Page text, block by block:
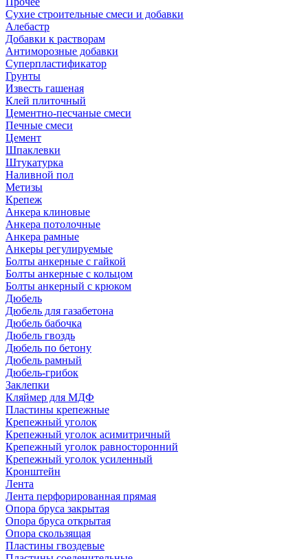
Сухие строительные смеси и добавки
Алебастр
Добавки к растворам
Антиморозные добавки
Суперпластификатор
Грунты
Известь гашеная
Клей плиточный
Цементно-песчаные смеси
Печные смеси
Цемент
Шпаклевки
Штукатурка
Наливной пол
Метизы
Крепеж
Анкера клиновые
Анкера потолочные
Анкера рамные
Анкеры регулируемые
Болты анкерные с гайкой
Болты анкерные с кольцом
Болты анкерный с крюком
Дюбель
Дюбель для газабетона
Дюбель бабочка
Дюбель гвоздь
Дюбель по бетону
Дюбель рамный
Дюбель-грибок
Заклепки
Кляймер для МДФ
Пластины крепежные
Крепежный уголок
Крепежный уголок асимитричный
Крепежный уголок равносторонний
Крепежный уголок усиленный
Кронштейн
Лента
Лента перфорированная прямая
Опора бруса закрытая
Опора бруса открытая
Опора скользящая
Пластины гвоздевые